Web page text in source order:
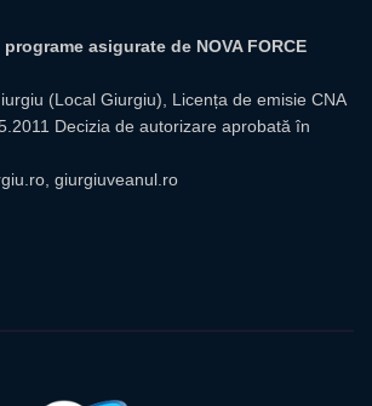
asigurate de NOVA FORCE
(Local Giurgiu), Licența de emisie CNA
Decizia de autorizare aprobată în
giurgiuveanul.ro